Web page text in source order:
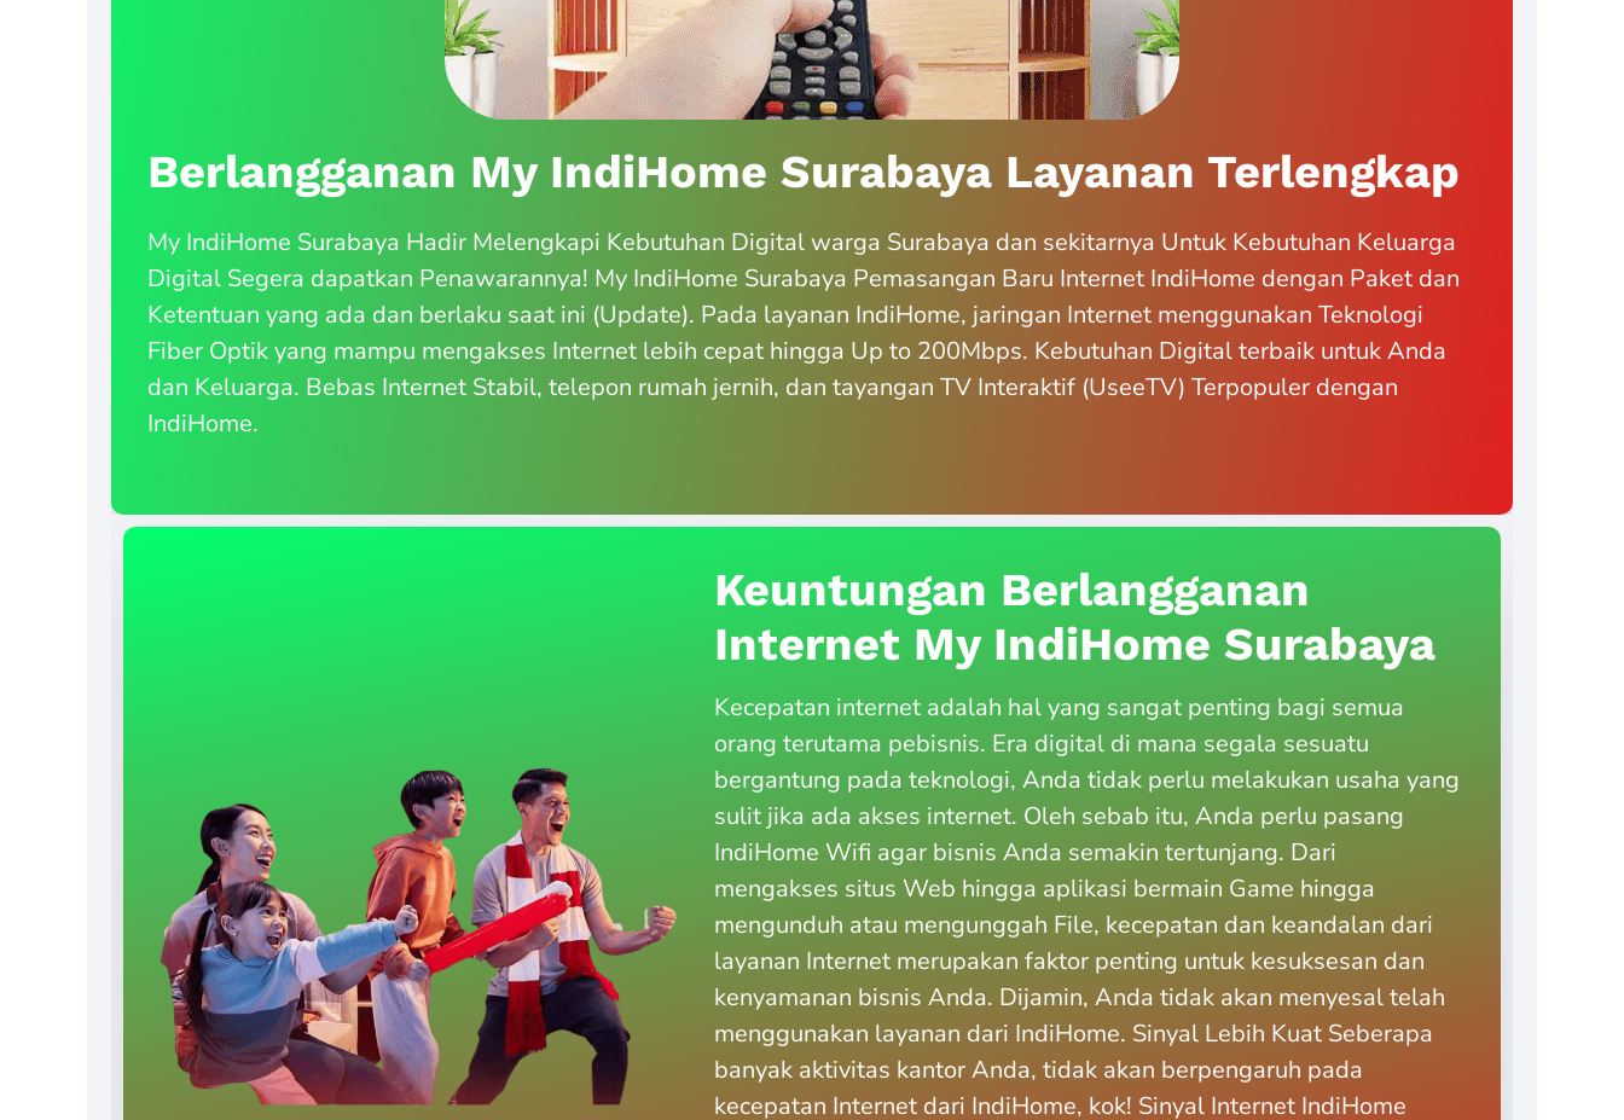
Berlangganan My IndiHome Surabaya Layanan Terlengkap
My IndiHome Surabaya Hadir Melengkapi Kebutuhan Digital warga Surabaya dan sekitarnya Untuk Kebutuhan Keluarga
Digital Segera dapatkan Penawarannya! My IndiHome Surabaya Pemasangan Baru Internet IndiHome dengan Paket dan
Ketentuan yang ada dan berlaku saat ini (Update). Pada layanan IndiHome, jaringan Internet menggunakan Teknologi
Fiber Optik yang mampu mengakses Internet lebih cepat hingga Up to 200Mbps. Kebutuhan Digital terbaik untuk Anda
dan Keluarga. Bebas Internet Stabil, telepon rumah jernih, dan tayangan TV Interaktif (UseeTV) Terpopuler dengan
IndiHome.
Keuntungan Berlangganan
Internet My IndiHome Surabaya
Kecepatan internet adalah hal yang sangat penting bagi semua
orang terutama pebisnis. Era digital di mana segala sesuatu
bergantung pada teknologi, Anda tidak perlu melakukan usaha yang
sulit jika ada akses internet. Oleh sebab itu, Anda perlu pasang
IndiHome Wifi agar bisnis Anda semakin tertunjang. Dari
mengakses situs Web hingga aplikasi bermain Game hingga
mengunduh atau mengunggah File, kecepatan dan keandalan dari
layanan Internet merupakan faktor penting untuk kesuksesan dan
kenyamanan bisnis Anda. Dijamin, Anda tidak akan menyesal telah
menggunakan layanan dari IndiHome. Sinyal Lebih Kuat Seberapa
banyak aktivitas kantor Anda, tidak akan berpengaruh pada
kecepatan Internet dari IndiHome, kok! Sinyal Internet IndiHome